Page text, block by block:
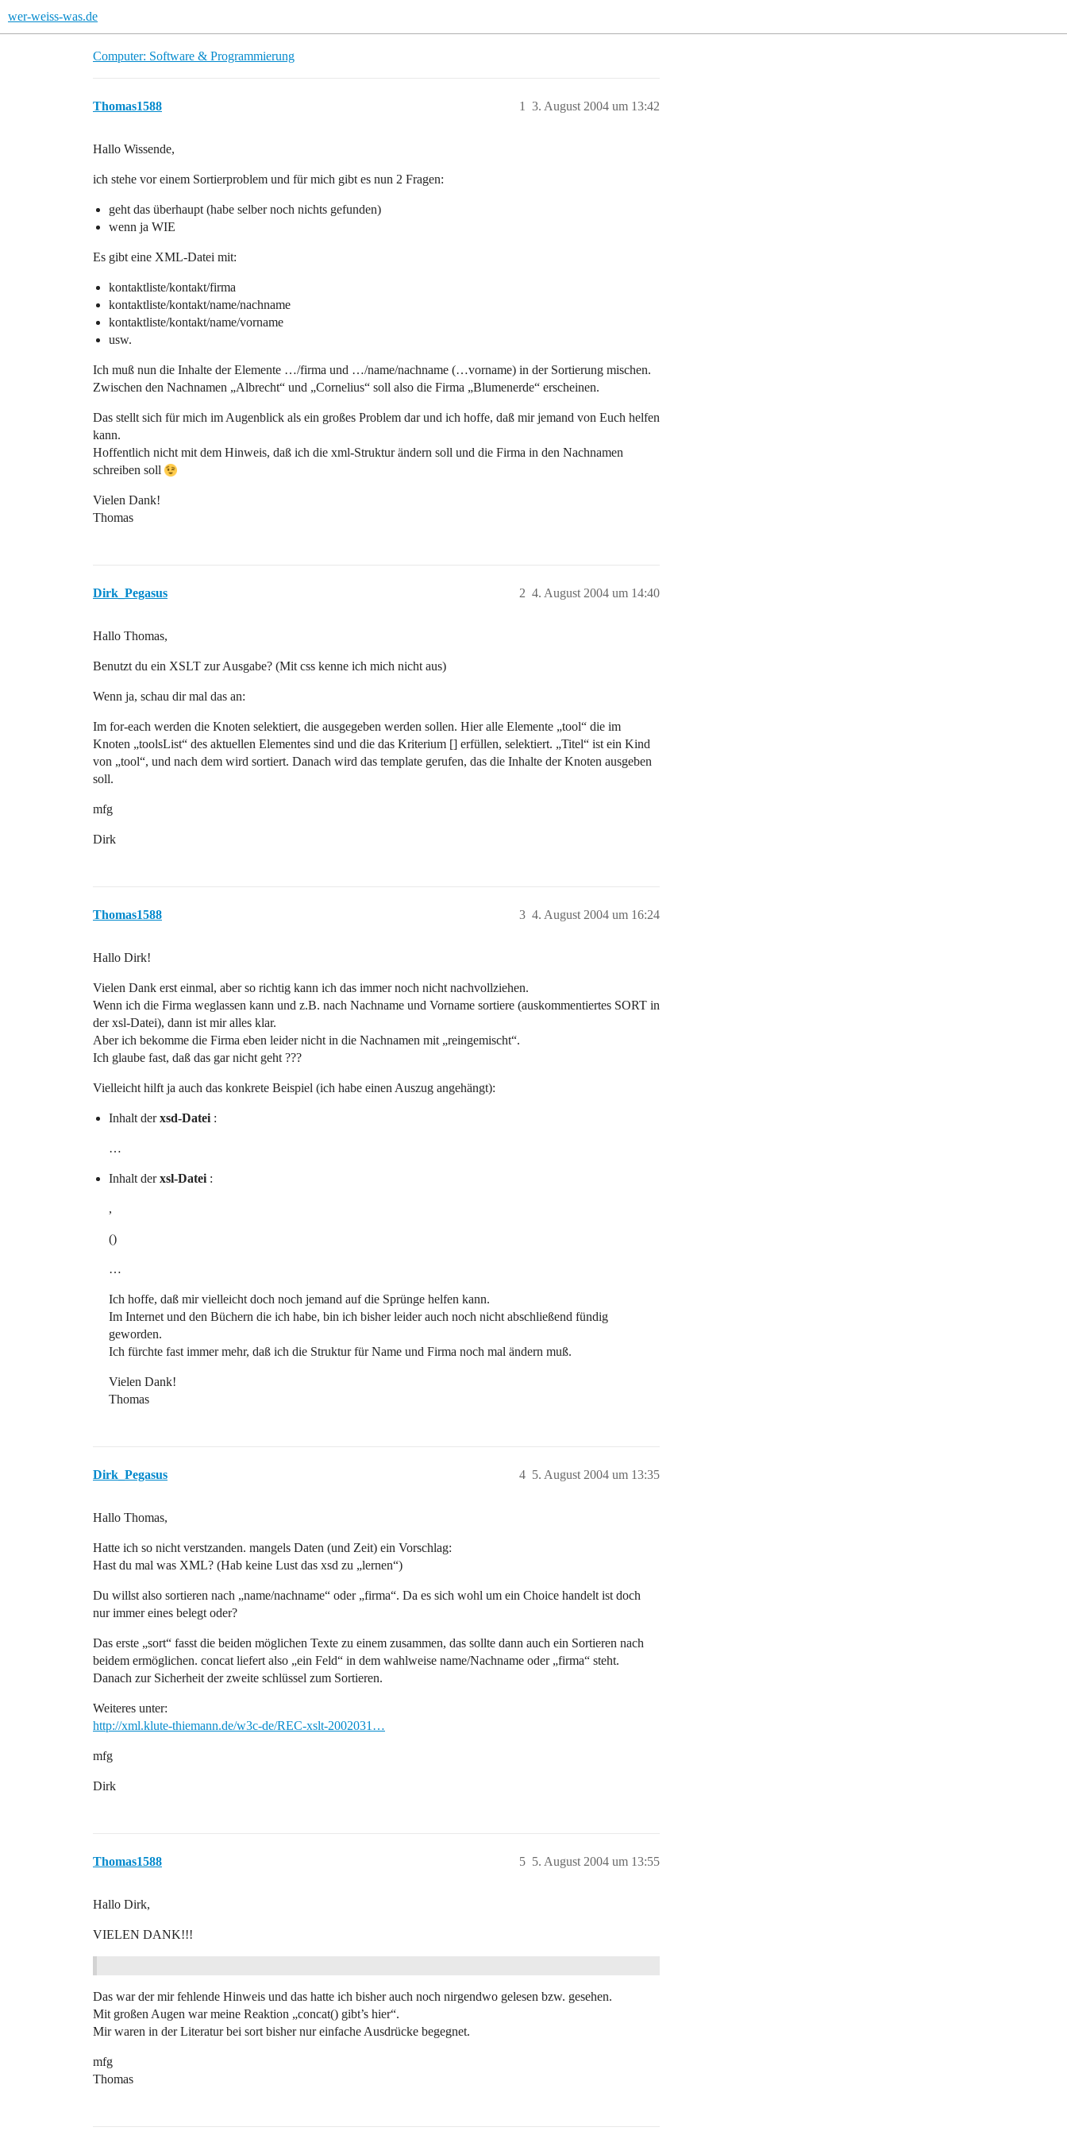
wer-weiss-was.de
Computer: Software & Programmierung
Thomas1588 3. August 2004 um 13:42
1
Hallo Wissende,
ich stehe vor einem Sortierproblem und für mich gibt es nun 2 Fragen:
geht das überhaupt (habe selber noch nichts gefunden)
wenn ja WIE
Es gibt eine XML-Datei mit:
kontaktliste/kontakt/firma
kontaktliste/kontakt/name/nachname
kontaktliste/kontakt/name/vorname
usw.
Ich muß nun die Inhalte der Elemente …/firma und …/name/nachname (…vorname) in der Sortierung mischen.
Zwischen den Nachnamen „Albrecht“ und „Cornelius“ soll also die Firma „Blumenerde“ erscheinen.
Das stellt sich für mich im Augenblick als ein großes Problem dar und ich hoffe, daß mir jemand von Euch helfen
kann.
Hoffentlich nicht mit dem Hinweis, daß ich die xml-Struktur ändern soll und die Firma in den Nachnamen
schreiben soll
Vielen Dank!
Thomas
Dirk_Pegasus 4. August 2004 um 14:40
2
Hallo Thomas,
Benutzt du ein XSLT zur Ausgabe? (Mit css kenne ich mich nicht aus)
Wenn ja, schau dir mal das an:
Im for-each werden die Knoten selektiert, die ausgegeben werden sollen. Hier alle Elemente „tool“ die im
Knoten „toolsList“ des aktuellen Elementes sind und die das Kriterium [] erfüllen, selektiert. „Titel“ ist ein Kind
von „tool“, und nach dem wird sortiert. Danach wird das template gerufen, das die Inhalte der Knoten ausgeben
soll.
mfg
Dirk
Thomas1588 4. August 2004 um 16:24
3
Hallo Dirk!
Vielen Dank erst einmal, aber so richtig kann ich das immer noch nicht nachvollziehen.
Wenn ich die Firma weglassen kann und z.B. nach Nachname und Vorname sortiere (auskommentiertes SORT in
der xsl-Datei), dann ist mir alles klar.
Aber ich bekomme die Firma eben leider nicht in die Nachnamen mit „reingemischt“.
Ich glaube fast, daß das gar nicht geht ???
Vielleicht hilft ja auch das konkrete Beispiel (ich habe einen Auszug angehängt):
Inhalt derxsd-Datei :
…
Inhalt derxsl-Datei :
,
()
…
Ich hoffe, daß mir vielleicht doch noch jemand auf die Sprünge helfen kann.
Im Internet und den Büchern die ich habe, bin ich bisher leider auch noch nicht abschließend fündig
geworden.
Ich fürchte fast immer mehr, daß ich die Struktur für Name und Firma noch mal ändern muß.
Vielen Dank!
Thomas
Dirk_Pegasus 5. August 2004 um 13:35
4
Hallo Thomas,
Hatte ich so nicht verstzanden. mangels Daten (und Zeit) ein Vorschlag:
Hast du mal was XML? (Hab keine Lust das xsd zu „lernen“)
Du willst also sortieren nach „name/nachname“ oder „firma“. Da es sich wohl um ein Choice handelt ist doch
nur immer eines belegt oder?
Das erste „sort“ fasst die beiden möglichen Texte zu einem zusammen, das sollte dann auch ein Sortieren nach
beidem ermöglichen. concat liefert also „ein Feld“ in dem wahlweise name/Nachname oder „firma“ steht.
Danach zur Sicherheit der zweite schlüssel zum Sortieren.
Weiteres unter:
http://xml.klute-thiemann.de/w3c-de/REC-xslt-2002031…
mfg
Dirk
Thomas1588 5. August 2004 um 13:55
5
Hallo Dirk,
VIELEN DANK!!!
Das war der mir fehlende Hinweis und das hatte ich bisher auch noch nirgendwo gelesen bzw. gesehen.
Mit großen Augen war meine Reaktion „concat() gibt’s hier“.
Mir waren in der Literatur bei sort bisher nur einfache Ausdrücke begegnet.
mfg
Thomas